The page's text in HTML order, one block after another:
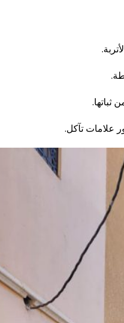
ثباتها.
علامات تآكل.